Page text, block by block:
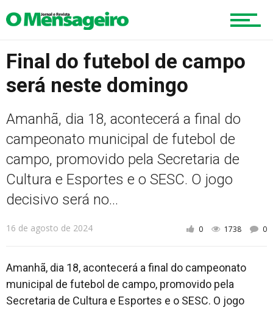
Esportes
Turismo
Final do futebol de campo
será neste domingo
Amanhã, dia 18, acontecerá a final do
campeonato municipal de futebol de
campo, promovido pela Secretaria de
Cultura e Esportes e o SESC. O jogo
decisivo será no...
16 de agosto de 2024 0 1738 0
Amanhã, dia 18, acontecerá a final do campeonato
municipal de futebol de campo, promovido pela
Secretaria de Cultura e Esportes e o SESC. O jogo